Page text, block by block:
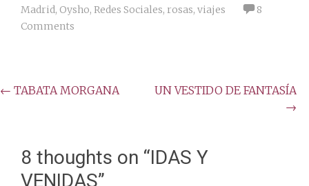
Madrid, Oysho, Redes Sociales, rosas, viajes
8
Comments
Post
← TABATA MORGANA
UN VESTIDO DE FANTASÍA
→
8 thoughts on “IDAS Y
VENIDAS”